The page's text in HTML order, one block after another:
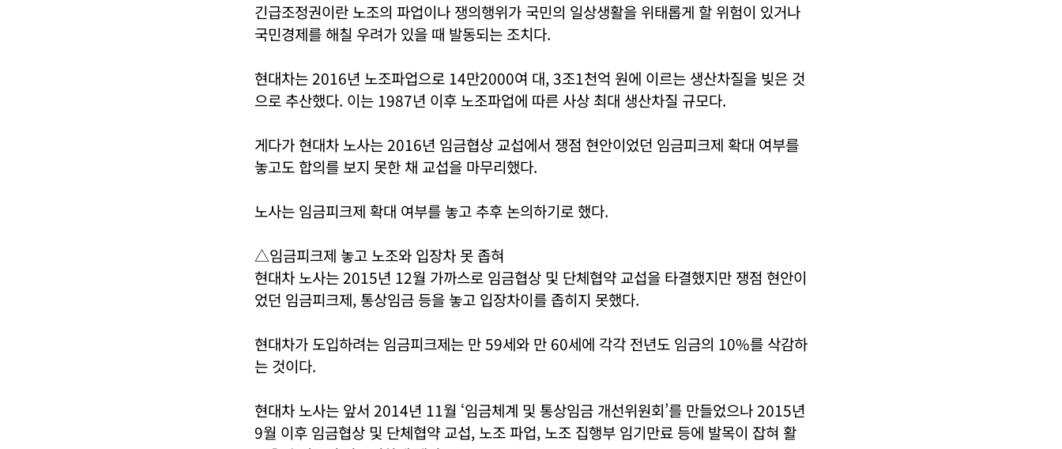
긴급조정권이란 노조의 파업이나 쟁의행위가 국민의 일상생활을 위태롭게 할 위험이 있거나
국민경제를 해칠 우려가 있을 때 발동되는 조치다.
현대차는 2016년 노조파업으로 14만2000여 대, 3조1천억 원에 이르는 생산차질을 빚은 것
으로 추산했다. 이는 1987년 이후 노조파업에 따른 사상 최대 생산차질 규모다.
게다가 현대차 노사는 2016년 임금협상 교섭에서 쟁점 현안이었던 임금피크제 확대 여부를
놓고도 합의를 보지 못한 채 교섭을 마무리했다.
노사는 임금피크제 확대 여부를 놓고 추후 논의하기로 했다.
△임금피크제 놓고 노조와 입장차 못 좁혀
현대차 노사는 2015년 12월 가까스로 임금협상 및 단체협약 교섭을 타결했지만 쟁점 현안이
었던 임금피크제, 통상임금 등을 놓고 입장차이를 좁히지 못했다.
현대차가 도입하려는 임금피크제는 만 59세와 만 60세에 각각 전년도 임금의 10%를 삭감하
는 것이다.
현대차 노사는 앞서 2014년 11월 ‘임금체계 및 통상임금 개선위원회’를 만들었으나 2015년
9월 이후 임금협상 및 단체협약 교섭, 노조 파업, 노조 집행부 임기만료 등에 발목이 잡혀 활